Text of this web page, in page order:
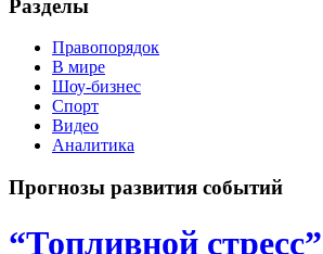
Разделы
Правопорядок
В мире
Шоу-бизнес
Спорт
Видео
Аналитика
Прогнозы развития событий
“Топливной